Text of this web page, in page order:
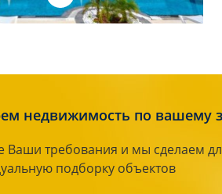
недвижимость по вашему
Ваши требования и мы сделаем
подборку объектов